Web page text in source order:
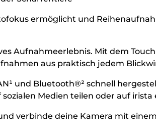
ermöglicht und
Aufnahmeerlebnis. Mit dem
aus praktisch jedem
und Bluetooth®² schnell
Medien teilen oder auf
verbinde deine Kamera mit